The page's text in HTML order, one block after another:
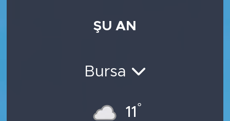
ŞU AN
Bursa
11 °
Son Dakika Haberleri